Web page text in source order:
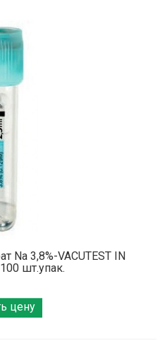
Na 3,8%-VACUTEST IN
шт.упак.
цену